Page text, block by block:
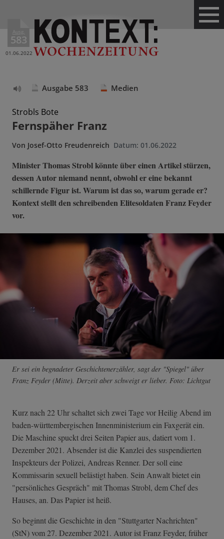
Ausg.
583
01.06.2022
vorlesen
Ausgabe 583 Medien
Strobls Bote
Fernspäher Franz
Von Josef-Otto Freudenreich Datum: 01.06.2022
Minister Thomas Strobl könnte über einen Artikel stürzen,
dessen Autor niemand nennt, obwohl er eine bekannt
schillernde Figur ist. Warum ist das so, warum gerade er?
Kontext stellt den schreibenden Elitesoldaten Franz Feyder
vor.
Er sei ein begnadeter Geschichtenerzähler, sagt der "Spiegel" über
Franz Feyder (Mitte). Derzeit aber schweigt er lieber. Foto: Lichtgut
Kurz nach 22 Uhr schaltet sich zwei Tage vor Heilig Abend im
baden-württembergischen Innenministerium ein Faxgerät ein.
Die Maschine spuckt drei Seiten Papier aus, datiert vom 1.
Dezember 2021. Absender ist die Kanzlei des suspendierten
Inspekteurs der Polizei, Andreas Renner. Der soll eine
Kommissarin sexuell belästigt haben. Sein Anwalt bietet ein
"persönliches Gespräch" mit Thomas Strobl, dem Chef des
Hauses, an. Das Papier ist heiß.
So beginnt die Geschichte in den "Stuttgarter Nachrichten"
(StN) vom 27. Dezember 2021. Autor ist Franz Feyder, früher